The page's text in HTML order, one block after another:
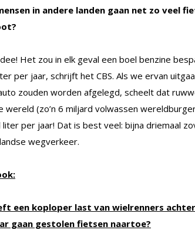
in andere landen gaan net zo veel
Het zou in elk geval een boel benzine
per jaar, schrijft het CBS. Als we ervan
zouden worden afgelegd, scheelt dat
wereld (zo’n 6 miljard volwassen
liter per jaar! Dat is best veel: bijna driemaal
wegverkeer.
een koploper last van wielrenners
gaan gestolen fietsen naartoe?